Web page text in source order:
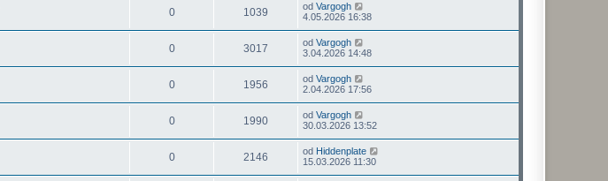
0 1039 od Vargogh
4.05.2026 16:38
0 3017 od Vargogh
3.04.2026 14:48
0 1956 od Vargogh
2.04.2026 17:56
0 1990 od Vargogh
30.03.2026 13:52
0 2146 od Hiddenplate
15.03.2026 11:30